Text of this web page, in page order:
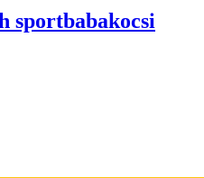
sportbabakocsi